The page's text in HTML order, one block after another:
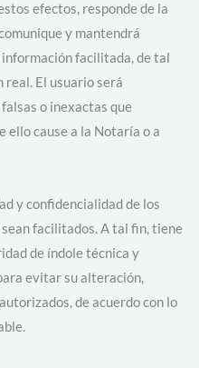
efectos, responde de la
y mantendrá
facilitada, de tal
real. El usuario será
o inexactas que
ello cause a la Notaría o a
y confidencialidad de los
facilitados. A tal fin, tiene
de índole técnica y
evitar su alteración,
de acuerdo con lo